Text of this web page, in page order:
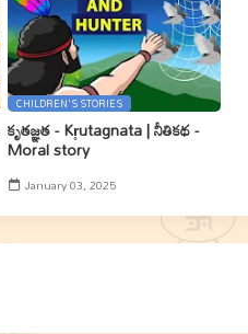
CHILDREN'S STORIES
కృతజ్ఞత - Kr̥utagnata | నీతికథ -
Moral story
January 03, 2025